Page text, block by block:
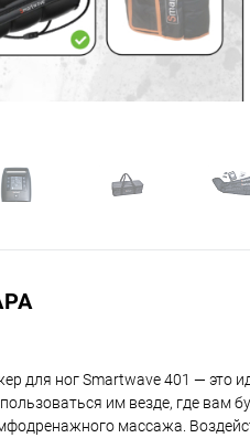
для ног Smartwave 401 — это
им везде, где вам
массажа.